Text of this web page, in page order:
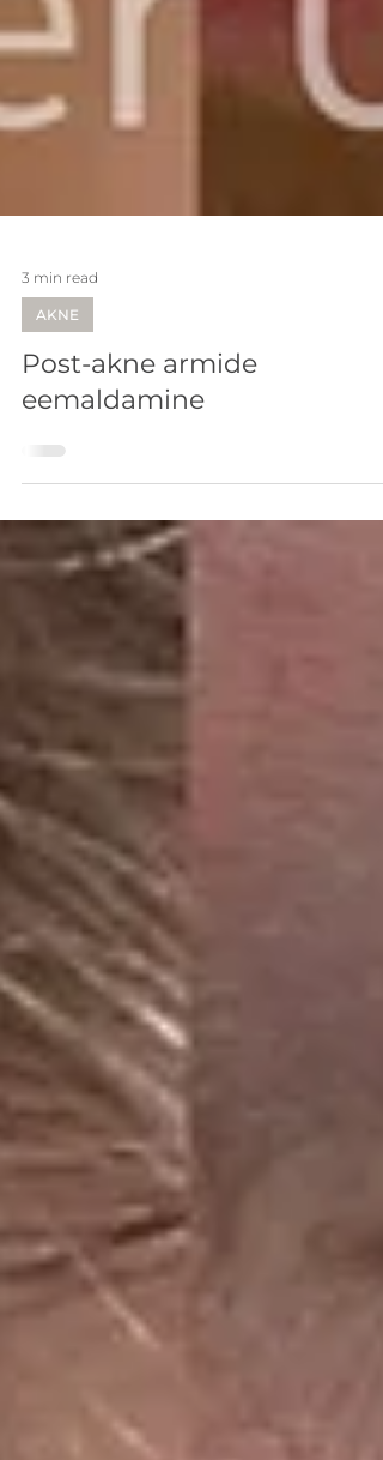
3 min read
AKNE
Post-akne armide
eemaldamine